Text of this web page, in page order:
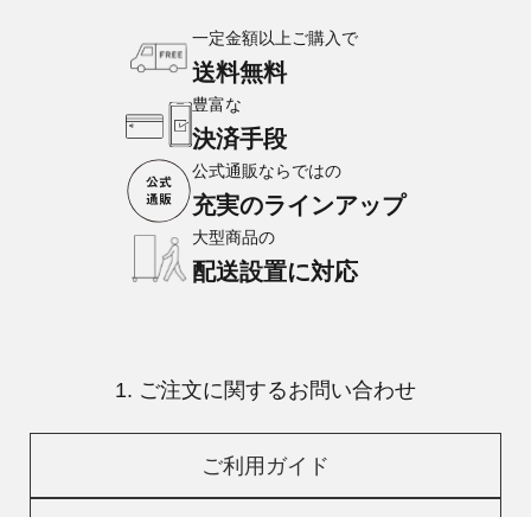
一定金額以上ご購入で
送料無料
豊富な
決済手段
公式通販ならではの
充実のラインアップ
大型商品の
配送設置に対応
1. ご注文に関するお問い合わせ
ご利用ガイド